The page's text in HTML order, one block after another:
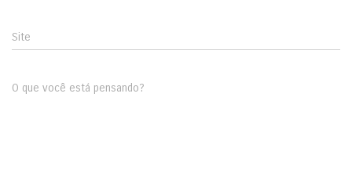
Site
O que você está pensando?